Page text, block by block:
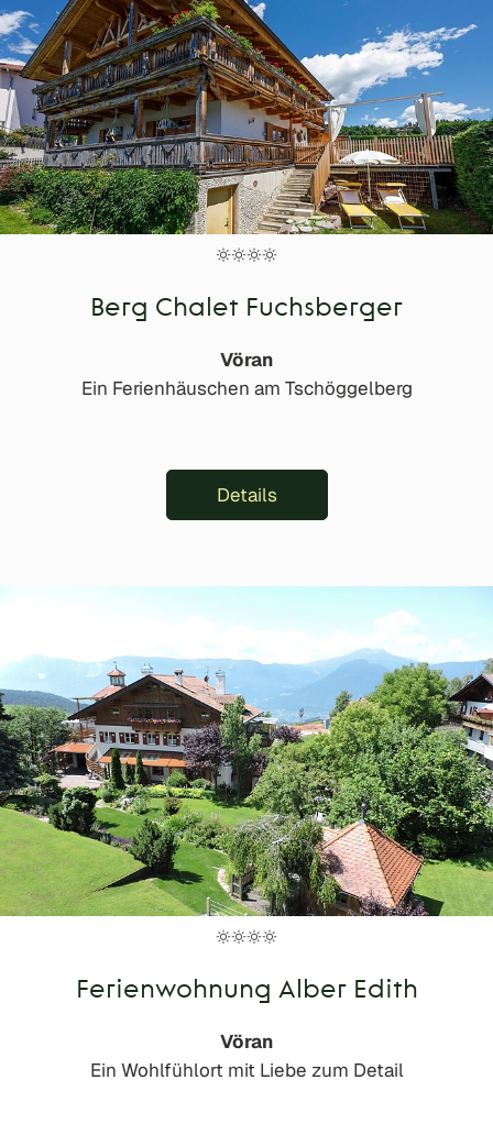
Berg Chalet Fuchsberger
Vöran
Ein Ferienhäuschen am Tschöggelberg
Details
Ferienwohnung Alber Edith
Vöran
Ein Wohlfühlort mit Liebe zum Detail